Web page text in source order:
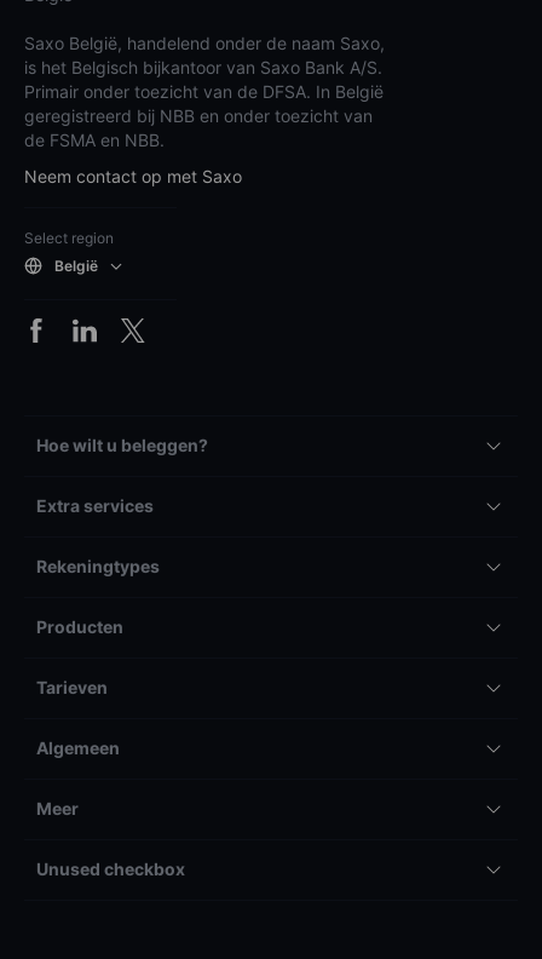
Saxo België, handelend onder de naam Saxo,
is het Belgisch bijkantoor van Saxo Bank A/S.
Primair onder toezicht van de DFSA. In België
geregistreerd bij NBB en onder toezicht van
de FSMA en NBB.
Neem contact op met Saxo
Select region
België
Hoe wilt u beleggen?
Extra services
Rekeningtypes
Producten
Tarieven
Algemeen
Meer
Unused checkbox